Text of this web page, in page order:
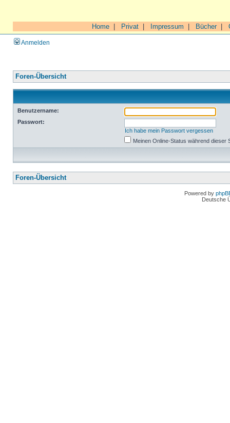
Home Privat Impressum Bücher|
Anmelden
Foren-Übersicht
Benutzername:
Passwort:
Ich habe mein Passwort vergessen
Meinen Online-Status während dieser
Foren-Übersicht
Powered by
Deutsche